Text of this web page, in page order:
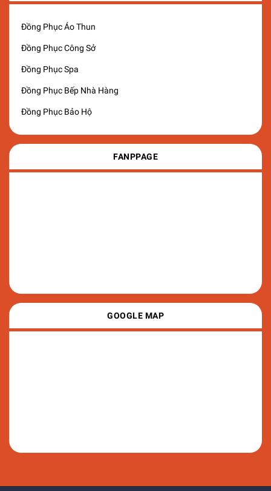
Đồng Phục Áo Thun
Đồng Phục Công Sở
Đồng Phục Spa
Đồng Phục Bếp Nhà Hàng
Đồng Phục Bảo Hộ
FANPPAGE
GOOGLE MAP